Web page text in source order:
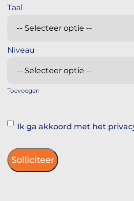
Toevoegen
Instemming
Ik ga akkoord met het